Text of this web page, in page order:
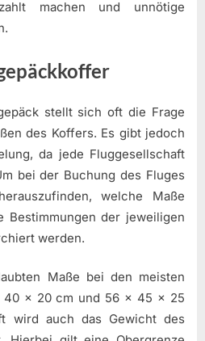
machen und unnötige
stellt sich oft die Frage
des Koffers. Es gibt jedoch
da jede Fluggesellschaft
bei der Buchung des Fluges
welche Maße
Bestimmungen der jeweiligen
werden.
Maße bei den meisten
40 x 20 cm und 56 x 45 x 25
wird auch das Gewicht des